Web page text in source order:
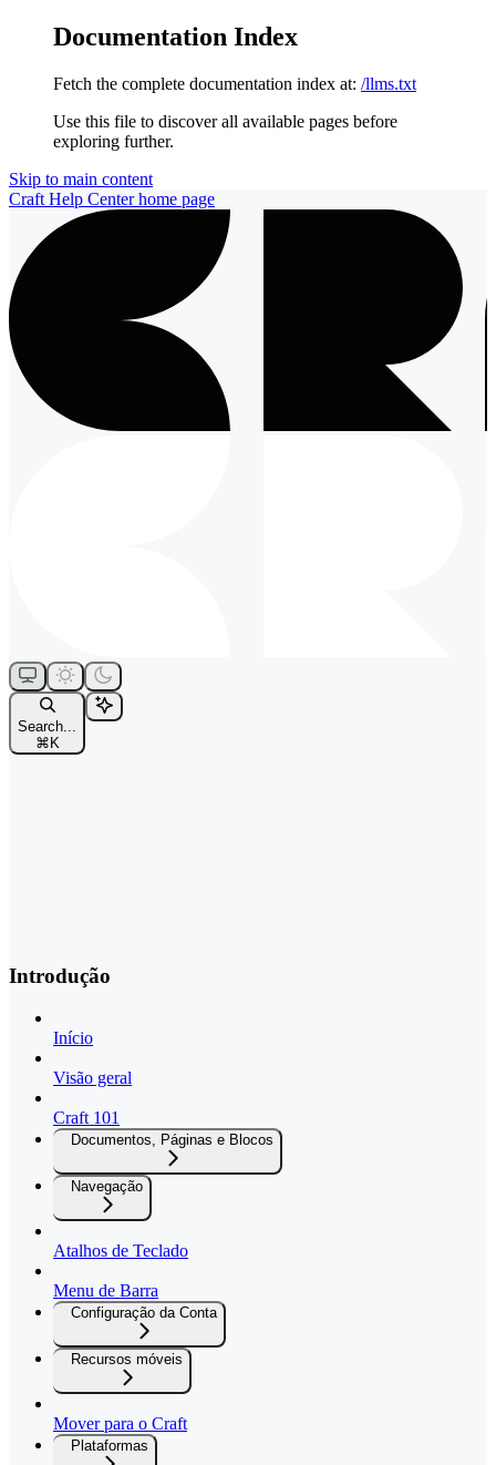
Documentation Index
Fetch the complete documentation index at: /llms.txt
Use this file to discover all available pages before
exploring further.
Skip to main content
Craft Help Centerhome page
Search...
⌘ K
Introdução
Início
Visão geral
Craft 101
Documentos, Páginas e Blocos
Navegação
Atalhos de Teclado
Menu de Barra
Configuração da Conta
Recursos móveis
Mover para o Craft
Plataformas